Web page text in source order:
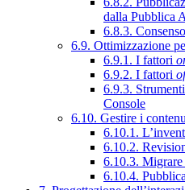
dalla Pubblica
6.8.3.
6.9. Ottimizzazione
6.9.1. I fattori
6.9.2. I fattori
6.9.3.
Console
6.10. Gestire i
6.10.1.
6.10.2.
6.10.3.
6.10.4.